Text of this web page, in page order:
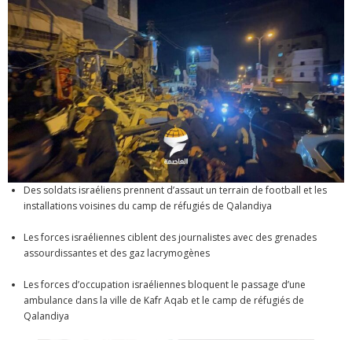
Des soldats israéliens prennent d’assaut un terrain de football et les
installations voisines du camp de réfugiés de Qalandiya
Les forces israéliennes ciblent des journalistes avec des grenades
assourdissantes et des gaz lacrymogènes
Les forces d’occupation israéliennes bloquent le passage d’une
ambulance dans la ville de Kafr Aqab et le camp de réfugiés de
Qalandiya